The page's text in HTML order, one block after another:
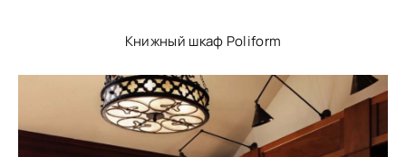
Книжный шкаф Poliform